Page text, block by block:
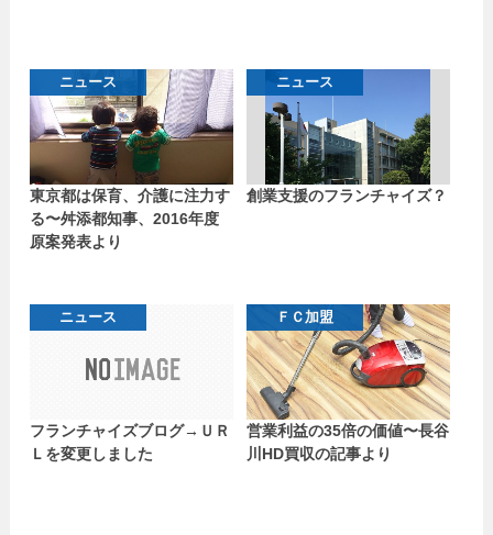
ニュース
東京都は保育、介護に注力す
る〜舛添都知事、2016年度
原案発表より
ニュース
創業支援のフランチャイズ？
ニュース
フランチャイズブログ→ＵＲ
Ｌを変更しました
ＦＣ加盟
営業利益の35倍の価値〜長谷
川HD買収の記事より